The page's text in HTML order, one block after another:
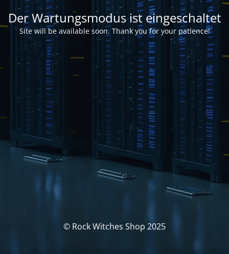
Der Wartungsmodus ist eingeschaltet
Site will be available soon. Thank you for your patience!
© Rock Witches Shop 2025